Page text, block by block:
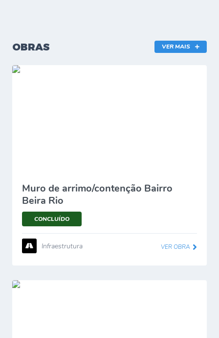
OBRAS VER MAIS
Muro de arrimo/contenção Bairro
Beira Rio
CONCLUÍDO
Infraestrutura VER OBRA